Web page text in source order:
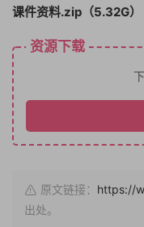
课件资料.zip（5.32G）
资源下载
原文链接： https://
出处。